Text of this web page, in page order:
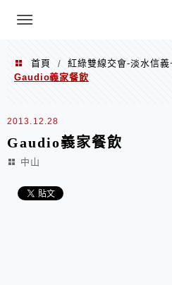
巧、世界
menu
首頁 / 紅綠雙線交會-淡水信義
Gaudio義家餐飲
2013.12.28
Gaudio義家餐飲
中山